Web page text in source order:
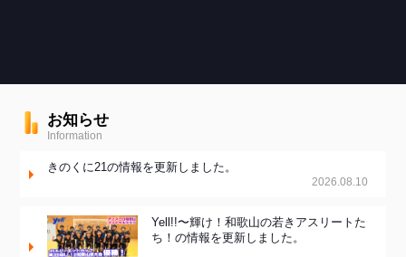
お知らせ
Information
きのくに21の情報を更新しました。
2026.08.10
Yell!!〜輝け！和歌山の若きアスリートた
ち！の情報を更新しました。